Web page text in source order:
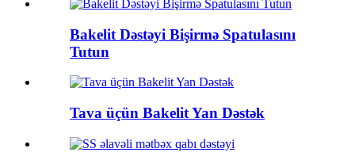
Bakelit Dəstəyi Bişirmə Spatulasını
Tutun
Tava üçün Bakelit Yan Dəstək